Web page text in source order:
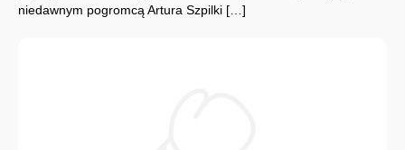
niedawnym pogromcą Artura Szpilki […]